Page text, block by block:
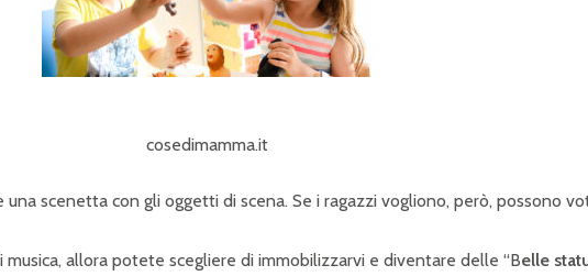
cosedimamma.it
una scenetta con gli oggetti di scena. Se i ragazzi vogliono, però, possono
musica, allora potete scegliere di immobilizzarvi e diventare delle “Belle